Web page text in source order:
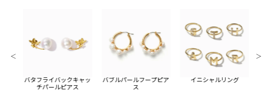
バタフライバックキャッ
チパールピアス
バブルパールフープピア
ス
イニシャルリング
＜ ＞